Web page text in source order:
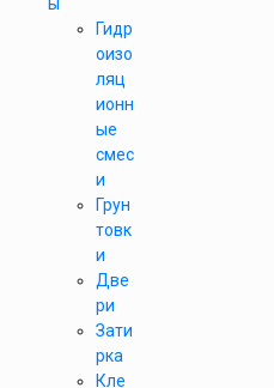
Гидр
оизо
ляц
ионн
ые
смес
и
Грун
товк
и
Две
ри
Зати
рка
Кле